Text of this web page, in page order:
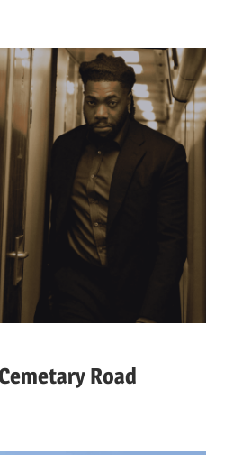
Road